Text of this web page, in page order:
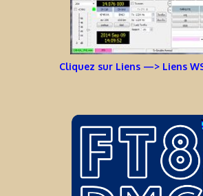
Cliquez sur Liens —> Liens